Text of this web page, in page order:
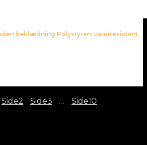
beklædning Polystyren, vandresistent,
Side2 Side3 … Side10